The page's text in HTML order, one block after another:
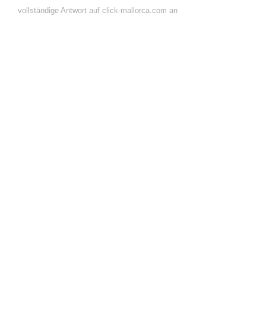
vollständige Antwort auf click-mallorca.com an